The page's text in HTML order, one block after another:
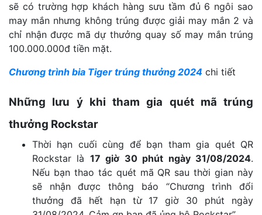
sẽ có trường hợp khách hàng sưu tầm đủ 6 ngôi sao
may mắn nhưng không trúng được giải may mắn 2 và
chỉ nhận được mã dự thưởng quay số may mắn trúng
100.000.000đ tiền mặt.
Chương trình bia Tiger trúng thưởng 2024 chi tiết
Những lưu ý khi tham gia quét mã trúng
thưởng Rockstar
Thời hạn cuối cùng để bạn tham gia quét QR
Rockstar là 17 giờ 30 phút ngày 31/08/2024.
Nếu bạn thao tác quét mã QR sau thời gian này
sẽ nhận được thông báo “Chương trình đổi
thưởng đã hết hạn từ 17 giờ 30 phút ngày